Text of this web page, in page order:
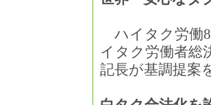
ハイタク労働8
イタク労働者総
記長が基調提案